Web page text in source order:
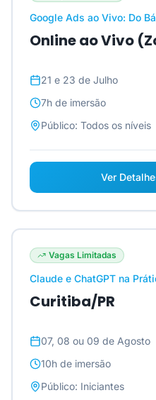
Google Ads ao Vivo: Do
Online ao Vivo
21 e 23 de Julho
7h de imersão
Público: Todos os níveis
Ver
Vagas Limitadas
Claude e ChatGPT na
Curitiba/PR
07, 08 ou 09 de Agosto
10h de imersão
Público: Iniciantes